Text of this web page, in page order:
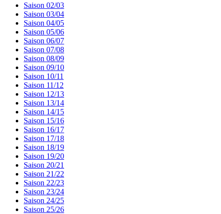
Saison 02/03
Saison 03/04
Saison 04/05
Saison 05/06
Saison 06/07
Saison 07/08
Saison 08/09
Saison 09/10
Saison 10/11
Saison 11/12
Saison 12/13
Saison 13/14
Saison 14/15
Saison 15/16
Saison 16/17
Saison 17/18
Saison 18/19
Saison 19/20
Saison 20/21
Saison 21/22
Saison 22/23
Saison 23/24
Saison 24/25
Saison 25/26